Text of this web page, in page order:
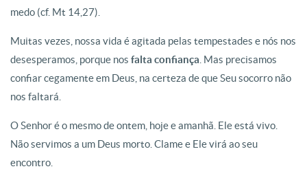
medo (cf. Mt 14,27).
Muitas vezes, nossa vida é agitada pelas tempestades e nós nos
desesperamos, porque nos falta confiança . Mas precisamos
confiar cegamente em Deus, na certeza de que Seu socorro não
nos faltará.
O Senhor é o mesmo de ontem, hoje e amanhã. Ele está vivo.
Não servimos a um Deus morto. Clame e Ele virá ao seu
encontro.